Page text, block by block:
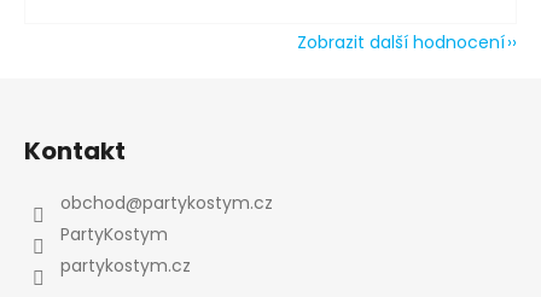
Zobrazit další hodnocení
Kontakt
obchod@partykostym.cz
PartyKostym
partykostym.cz